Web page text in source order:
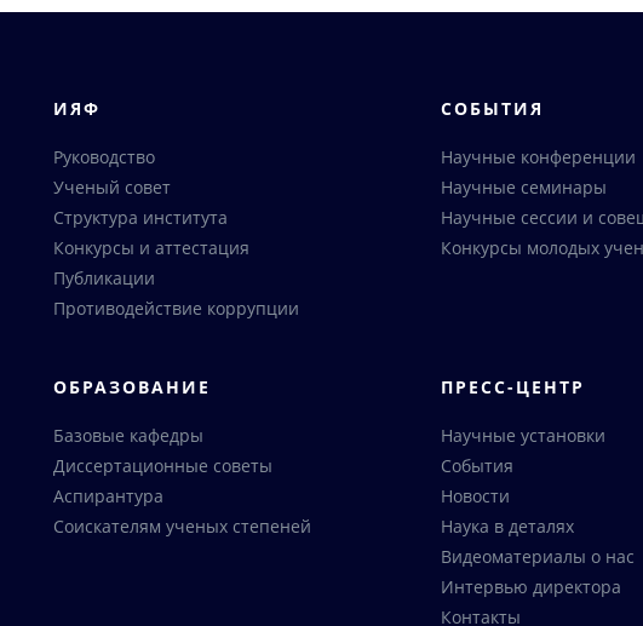
ИЯФ
Руководство
Ученый совет
Структура института
Конкурсы и аттестация
Публикации
Противодействие коррупции
СОБЫТИЯ
Научные конференции
Научные семинары
Научные сессии и
Конкурсы молодых
ОБРАЗОВАНИЕ
Базовые кафедры
Диссертационные советы
Аспирантура
Соискателям ученых степеней
ПРЕСС-ЦЕНТР
Научные установки
События
Новости
Наука в деталях
Видеоматериалы о нас
Интервью директора
Контакты